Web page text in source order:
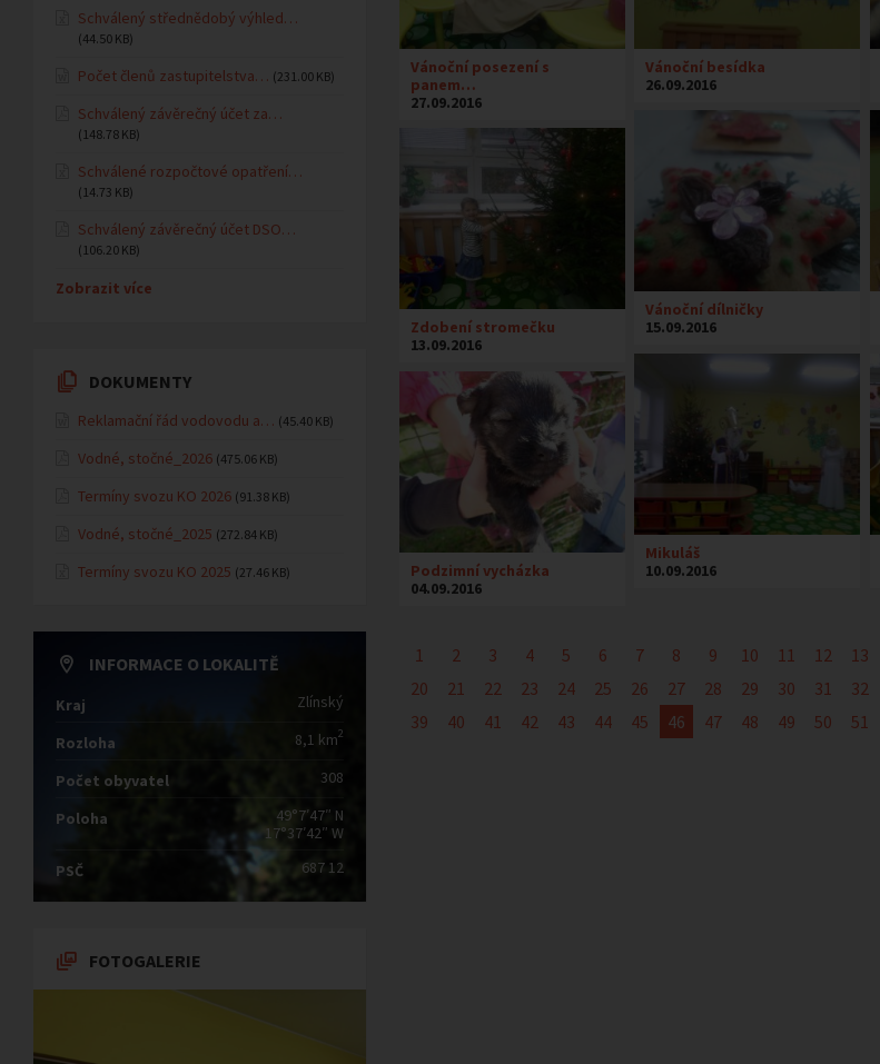
Vánoční posezení s
panem…
27.09.2016
Vánoční besídka
26.09.2016
Vánoční dílničky
15.09.2016
Zdobení stromečku
13.09.2016
Mikuláš
10.09.2016
Podzimní vycházka
04.09.2016
1 2 3 4 5 6 7 8 9 10 11 12 13
20
21 22 23 24 25 26 27 28 29 30 31 32
39
40 41 42 43 44 45 46 47 48 49 50 51
Schválený střednědobý výhled…
(44.50 KB)
Počet členů zastupitelstva… (231.00 KB)
Schválený závěrečný účet za…
(148.78 KB)
Schválené rozpočtové opatření…
(14.73 KB)
Schválený závěrečný účet DSO…
(106.20 KB)
Zobrazit více
DOKUMENTY
Reklamační řád vodovodu a… (45.40 KB)
Vodné, stočné_2026 (475.06 KB)
Termíny svozu KO 2026 (91.38 KB)
Vodné, stočné_2025 (272.84 KB)
Termíny svozu KO 2025 (27.46 KB)
INFORMACE O LOKALITĚ
Kraj Zlínský
Rozloha 8,1 km2
Počet obyvatel 308
Poloha
49°7′47″ N
17°37′42″ W
PSČ
687 12
FOTOGALERIE